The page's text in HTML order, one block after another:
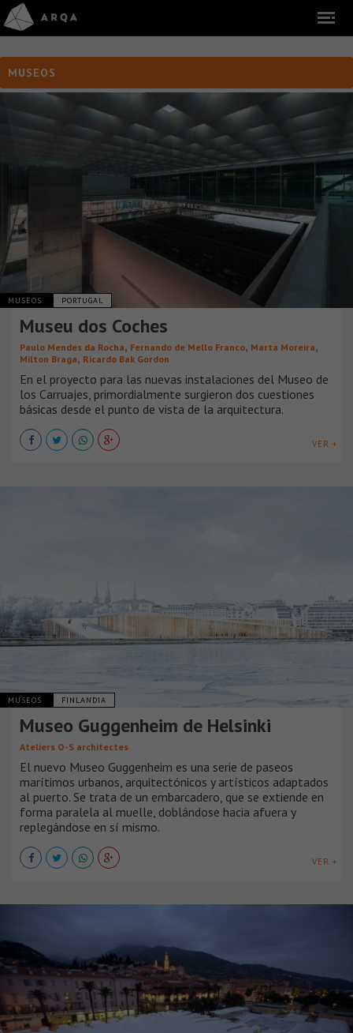
MUSEOS
MUSEOS PORTUGAL
Museu dos Coches
Paulo Mendes da Rocha, Fernando de Mello Franco, Marta Moreira,
Milton Braga, Ricardo Bak Gordon
En el proyecto para las nuevas instalaciones del Museo de
los Carruajes, primordialmente surgieron dos cuestiones
básicas desde el punto de vista de la arquitectura.
VER +
MUSEOS FINLANDIA
Museo Guggenheim de Helsinki
Ateliers O-S architectes
El nuevo Museo Guggenheim es una serie de paseos
marítimos urbanos, arquitectónicos y artísticos adaptados
al puerto. Se trata de un embarcadero, que se extiende en
forma paralela al muelle, doblándose hacia afuera y
replegándose en sí mismo.
VER +